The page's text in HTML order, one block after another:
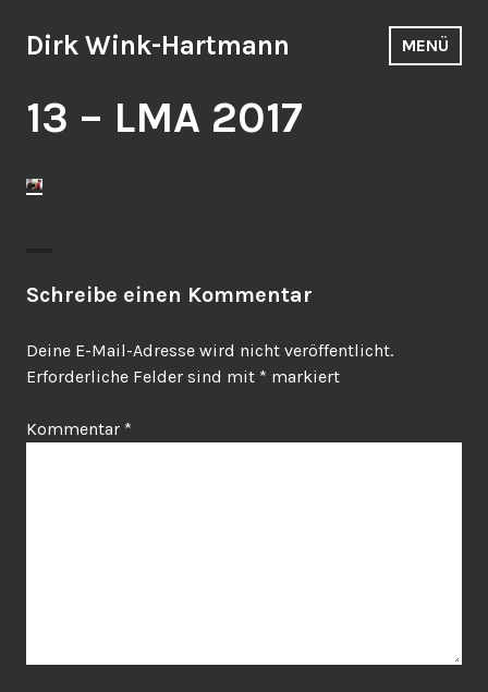
Inhalt
Dirk Wink-Hartmann MENÜ
13 – LMA 2017
Schreibe einen Kommentar
Deine E-Mail-Adresse wird nicht veröffentlicht.
Erforderliche Felder sind mit * markiert
Kommentar *